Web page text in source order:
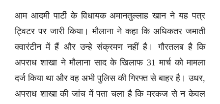
आम आदमी पार्टी के विधायक अमानतुल्लाह खान ने यह पत्र
ट्विटर पर जारी किया। मौलाना ने कहा कि अधिकतर जमाती
क्वारंटीन में हैं और उन्हे संक्रमण नहीं है। गौरतलब है कि
अपराध शाखा ने मौलाना साद के खिलाफ 31 मार्च को मामला
दर्ज किया था और वह अभी पुलिस की गिरफ्त से बाहर है। उधर,
अपराध शाखा की जांच में पता चला है कि मरकज से न केवल